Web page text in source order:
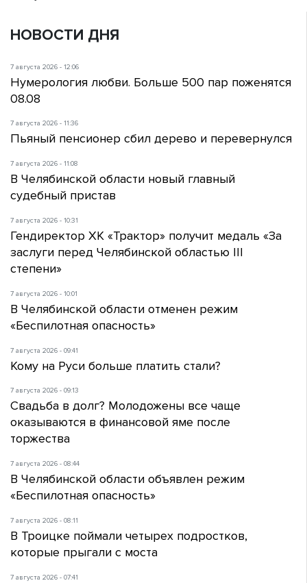
НОВОСТИ ДНЯ
7 августа 2026 - 12:06
Нумерология любви. Больше 500 пар поженятся
08.08
7 августа 2026 - 11:36
Пьяный пенсионер сбил дерево и перевернулся
7 августа 2026 - 11:08
В Челябинской области новый главный
судебный пристав
7 августа 2026 - 10:31
Гендиректор ХК «Трактор» получит медаль «За
заслуги перед Челябинской областью III
степени»
7 августа 2026 - 10:01
В Челябинской области отменен режим
«Беспилотная опасность»
7 августа 2026 - 09:41
Кому на Руси больше платить стали?
7 августа 2026 - 09:13
Свадьба в долг? Молодожены все чаще
оказываются в финансовой яме после
торжества
7 августа 2026 - 08:44
В Челябинской области объявлен режим
«Беспилотная опасность»
7 августа 2026 - 08:11
В Троицке поймали четырех подростков,
которые прыгали с моста
7 августа 2026 - 07:41